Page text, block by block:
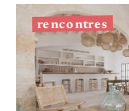
rencontres